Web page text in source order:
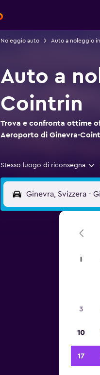
Noleggio auto Auto a noleggio in
Auto a
Cointrin
Trova e confronta ottime
Aeroporto di Ginevra-
Stesso luogo di riconsegna
3
10
17